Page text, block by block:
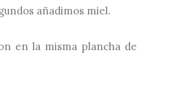
añadimos miel.
en la misma plancha de